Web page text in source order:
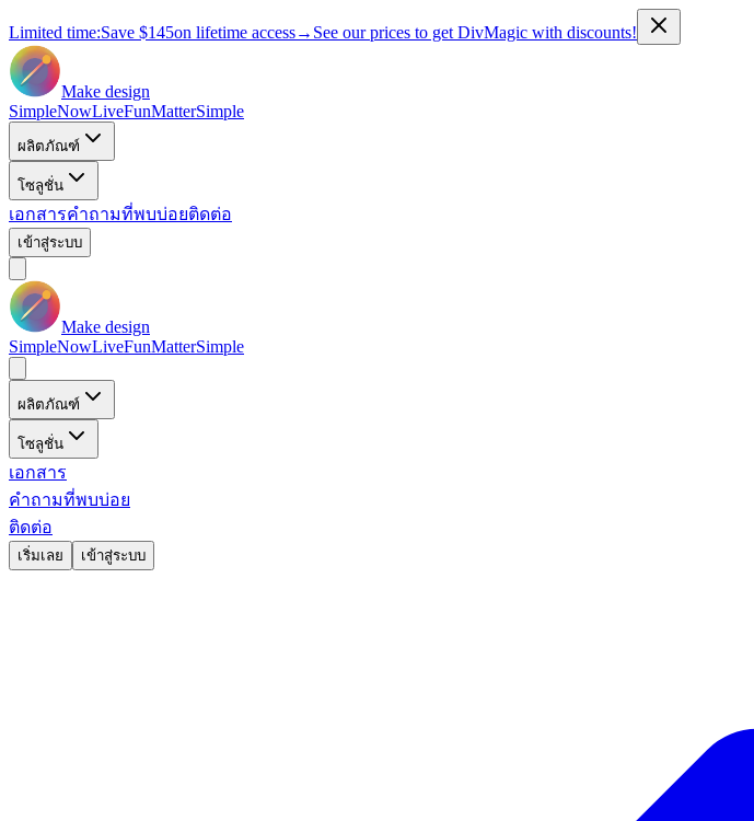
Limited time:Save $145on lifetime access→ See our prices to get DivMagic with discounts!
Make design
SimpleNowLiveFunMatterSimple
ผลิตภัณฑ์
โซลูชั่น
เอกสารคำถามที่พบบ่อยติดต่อ
เข้าสู่ระบบ
Make design
SimpleNowLiveFunMatterSimple
ผลิตภัณฑ์
โซลูชั่น
เอกสาร
คำถามที่พบบ่อย
ติดต่อ
เริ่มเลย เข้าสู่ระบบ